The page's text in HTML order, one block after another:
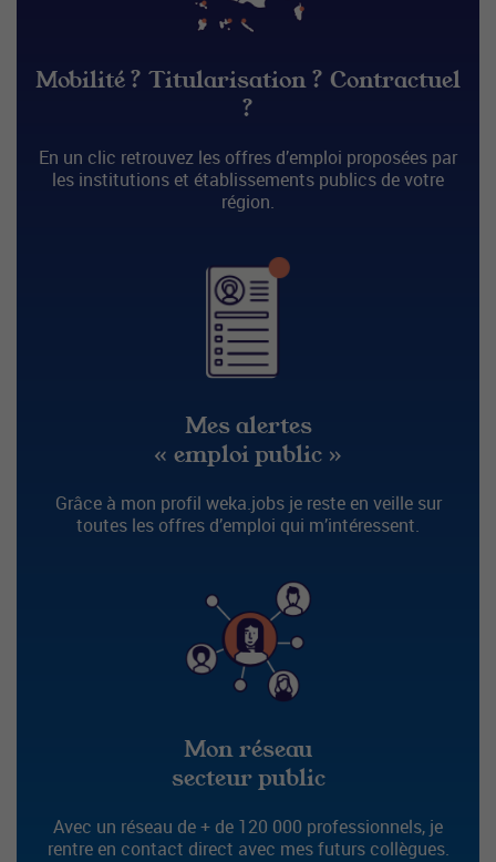
Mobilité ? Titularisation ? Contractuel
?
En un clic retrouvez les offres d’emploi proposées par
les institutions et établissements publics de votre
région.
Mes alertes
« emploi public »
Grâce à mon profil weka.jobs je reste en veille sur
toutes les offres d’emploi qui m’intéressent.
Mon réseau
secteur public
Avec un réseau de + de 120 000 professionnels, je
rentre en contact direct avec mes futurs collègues.